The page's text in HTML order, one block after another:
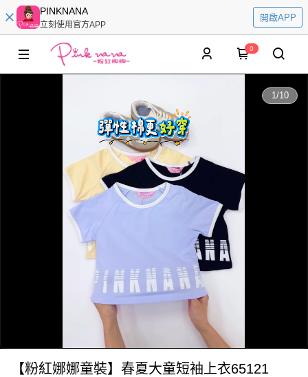
PINKNANA
立刻使用官方APP
開啟APP
0
1/10
【粉紅娜娜童裝】春夏大童短袖上衣65121